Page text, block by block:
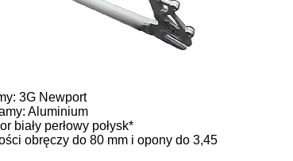
3G Newport
Aluminium
biały perłowy połysk*
obręczy do 80 mm i opony do 3,45